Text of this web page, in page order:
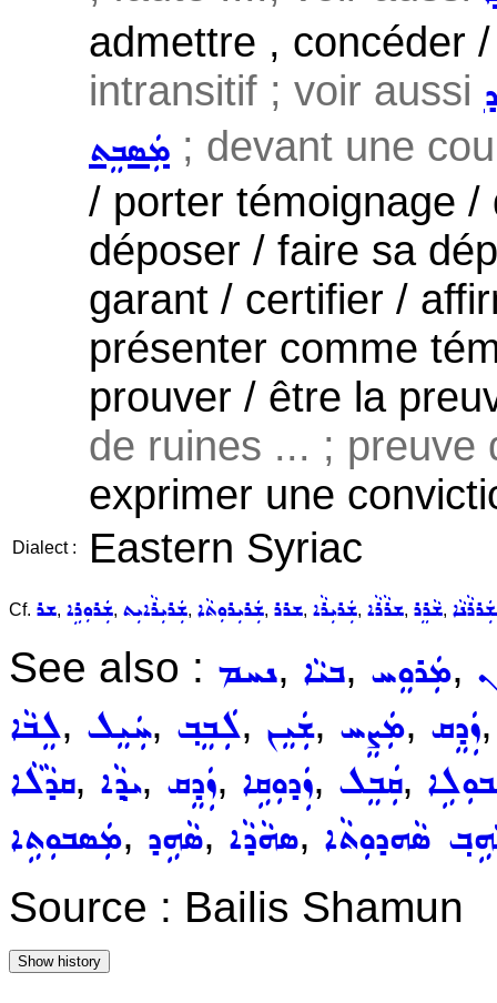
admettre , concéder
intransitif ; voir aussi
ܡܲܣܒܸܬ ; devant une
/ porter témoignage
déposer / faire sa
garant / certifier /
présenter comme
prouver / être la
de ruines ... ; preuve
exprimer une
Dialect : Eastern Syriac
Cf. ܫܪ, ܫܲܪܘܼܪܹܐ, ܫܲܪܝܼܪܵܐܝܼܬ, ܫܲܪܝܼܪܘܼܬܵܐ, ܫܪܪ, ܫܲܪܝܼܪܵܐ, ܫܪܵܪܵܐ, ܫܵܪܸܪ,
See also : ܢܚܡ, ܒܝܵܐ, ܡܲܪܘܸܚ,
ܠܸܒܵܐ, ܚܲܝܸܠ, ܠܲܒܸܒ݂, ܫܲܝܸܢ, ܡܲܨܸܚ, ܙܲܕܸܩ
ܩܕܵܠܵܐ, ܝܕ݂ܵܐ, ܙܲܕܸܩ, ܙܲܕܘܼܩܹܐ, ܩܲܒܸܠ,
ܡܲܣܒܘܼܬܹܐ, ܣܵܗܹܕ, ܣܗܵܕܵܐ, ܣܵܗܕܘܼܬܵܐ
Source : Bailis Shamun